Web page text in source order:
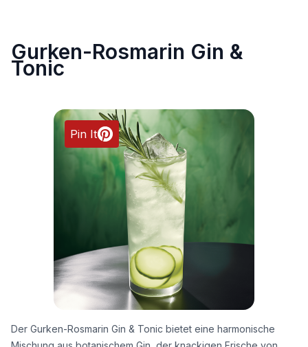
Gurken-Rosmarin Gin &
Tonic
Pin It
Der Gurken-Rosmarin Gin & Tonic bietet eine harmonische